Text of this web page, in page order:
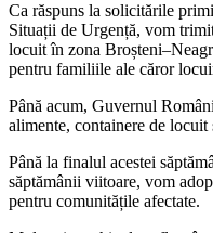
Ca răspuns la solicitările
Situații de Urgență, vom
locuit în zona
pentru familiile ale căror
Până acum, Guvernul
alimente, containere de
Până la finalul acestei
săptămânii viitoare, vom
pentru comunitățile afectate.